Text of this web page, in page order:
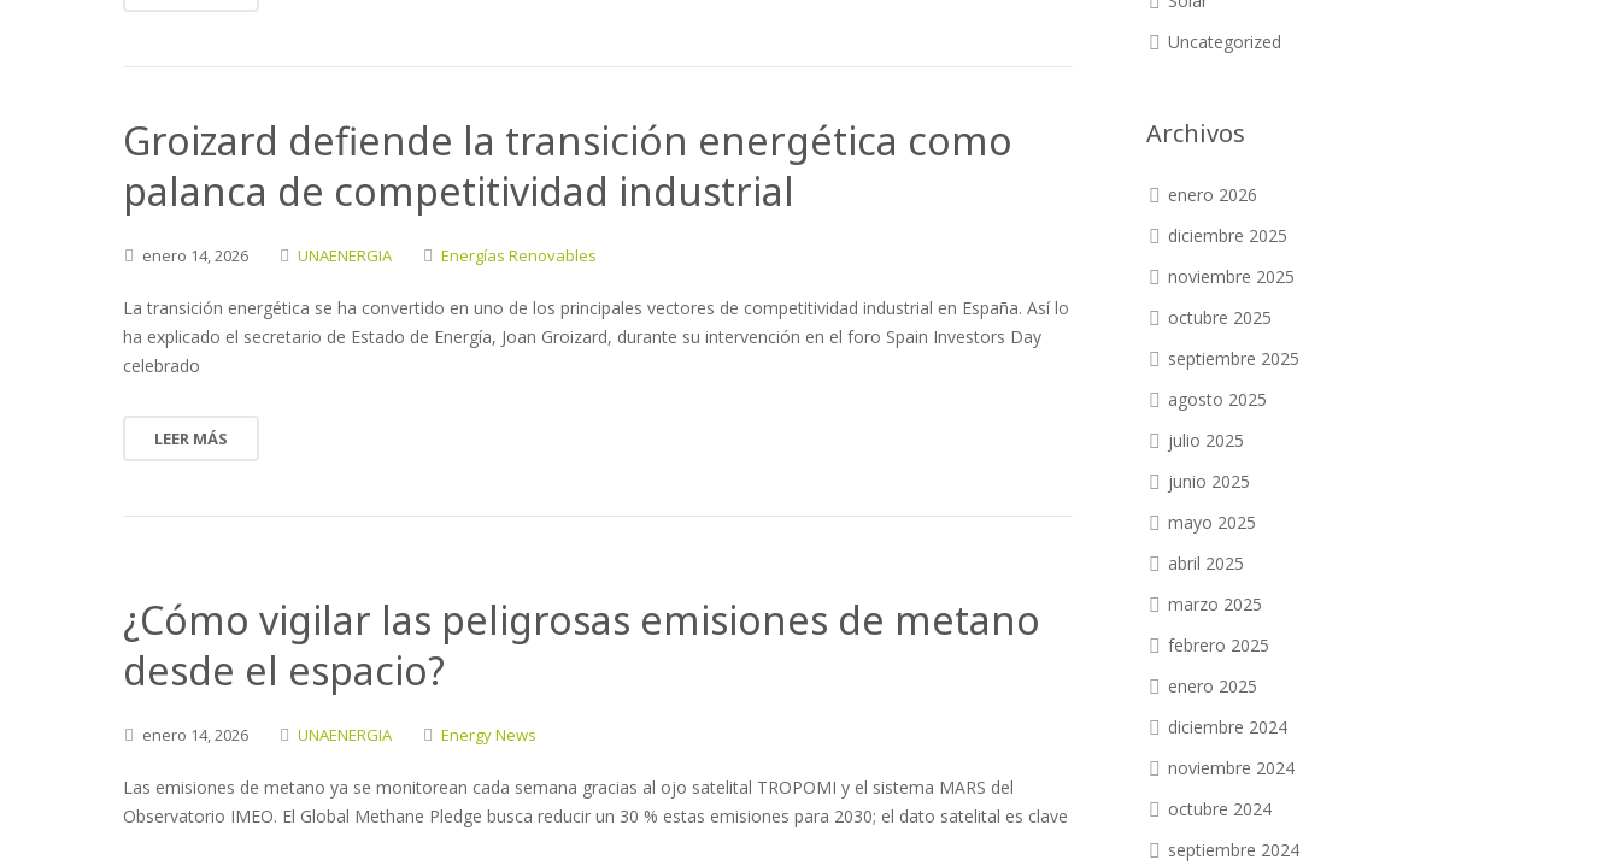
Groizard defiende la transición energética como
palanca de competitividad industrial
enero 14,2026 UNAENERGIA Energías Renovables
La transición energética se ha convertido en uno de los principales vectores de competitividad industrial en España. Así lo
ha explicado el secretario de Estado de Energía, Joan Groizard, durante su intervención en el foro Spain Investors Day
celebrado
LEER MÁS
¿Cómo vigilar las peligrosas emisiones de metano
desde el espacio?
enero 14,2026 UNAENERGIA Energy News
Las emisiones de metano ya se monitorean cada semana gracias al ojo satelital TROPOMI y el sistema MARS del
Observatorio IMEO. El Global Methane Pledge busca reducir un 30 % estas emisiones para 2030; el dato satelital es clave
Uncategorized
Archivos
enero 2026
diciembre 2025
noviembre 2025
octubre 2025
septiembre 2025
agosto 2025
julio 2025
junio 2025
mayo 2025
abril 2025
marzo 2025
febrero 2025
enero 2025
diciembre 2024
noviembre 2024
octubre 2024
septiembre 2024